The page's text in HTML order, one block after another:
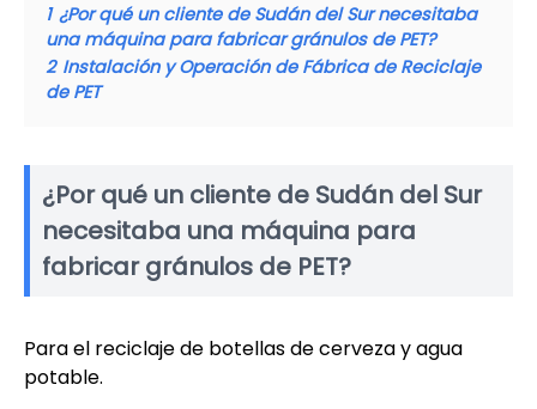
1 ¿Por qué un cliente de Sudán del Sur necesitaba
una máquina para fabricar gránulos de PET?
2 Instalación y Operación de Fábrica de Reciclaje
de PET
¿Por qué un cliente de Sudán del Sur
necesitaba una máquina para
fabricar gránulos de PET?
Para el reciclaje de botellas de cerveza y agua
potable.